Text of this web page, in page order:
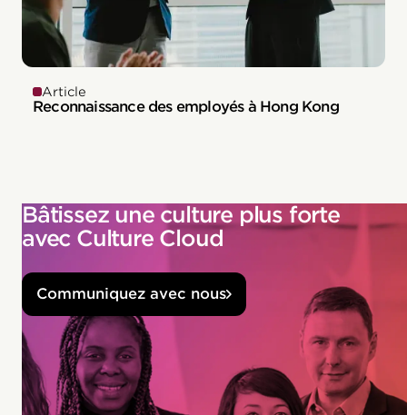
Article
Reconnaissance des employés à Hong Kong
Bâtissez une culture plus forte
avec Culture Cloud
Communiquez avec nous